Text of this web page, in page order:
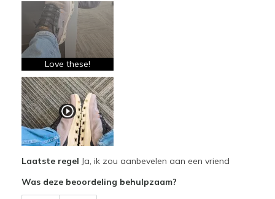
Attractive Design
Breathe Well
Comfortable
Beste toepassingen
Casual Wear
Width
Feels true to width
Sizing
Feels true to size
View On Shoes
Shoes are for Wearing
Love these!
Laatste regel Ja, ik zou aanbevelen aan een vriend
Was deze beoordeling behulpzaam?